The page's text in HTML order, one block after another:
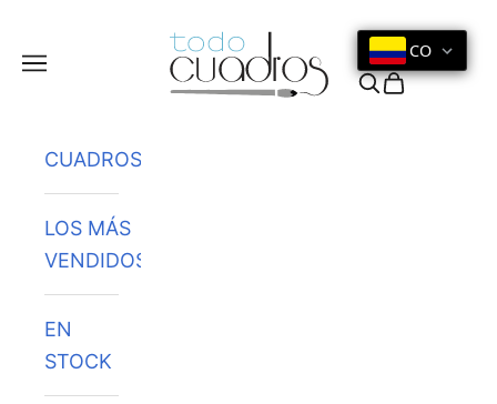
Menú
CO
Buscar
Cesta
CUADROS
LOS MÁS
VENDIDOS
EN
STOCK